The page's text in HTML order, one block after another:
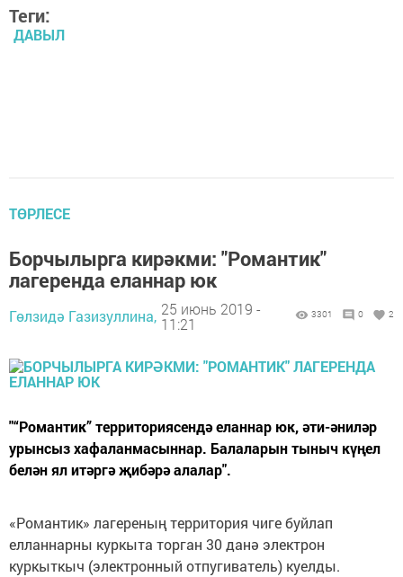
Теги:
ДАВЫЛ
ТӨРЛЕСЕ
Борчылырга кирәкми: "Романтик"
лагеренда еланнар юк
Гөлзидә Газизуллина, 25 июнь 2019 -
11:21
3301 0 2
"“Романтик” территориясендә еланнар юк, әти-әниләр
урынсыз хафаланмасыннар. Балаларын тыныч күңел
белән ял итәргә җибәрә алалар".
«Романтик» лагереның территория чиге буйлап
елланнарны куркыта торган 30 данә электрон
куркыткыч (электронный отпугиватель) куелды.